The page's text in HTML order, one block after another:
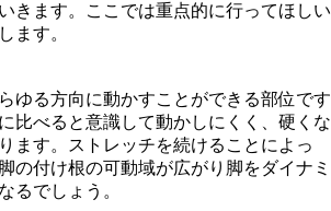
きます。ここでは重点的に行ってほしい
ます。
ゆる方向に動かすことができる部位です
比べると意識して動かしにくく、硬くな
ます。ストレッチを続けることによっ
の付け根の可動域が広がり脚をダイナミ
るでしょう。